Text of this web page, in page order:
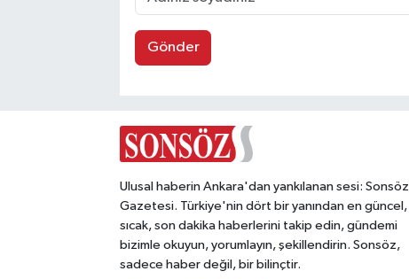
Gönder
Ulusal haberin Ankara'dan yankılanan sesi: Sonsöz
Gazetesi. Türkiye'nin dört bir yanından en güncel,
sıcak, son dakika haberlerini takip edin, gündemi
bizimle okuyun, yorumlayın, şekillendirin. Sonsöz,
sadece haber değil, bir bilinçtir.